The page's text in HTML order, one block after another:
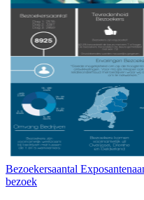
Bezoekersaantal
bezoek